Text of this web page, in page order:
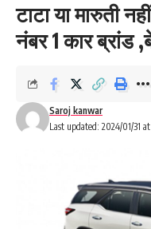
टाटा या मारुती
नंबर 1 कार ब्रांड
Last updated: 2024/01/31
Saroj kanwar